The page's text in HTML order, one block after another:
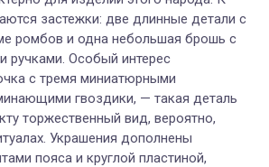
застежки: две длинные детали с
ромбов и одна небольшая брошь с
ручками. Особый интерес
с тремя миниатюрными
гвоздики, — такая деталь
торжественный вид, вероятно,
Украшения дополнены
пояса и круглой пластиной,